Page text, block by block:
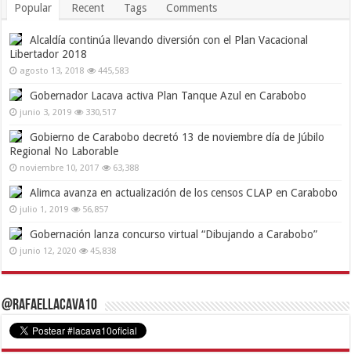
Popular Recent Tags Comments
Alcaldía continúa llevando diversión con el Plan Vacacional
Libertador 2018
agosto 13, 2018 445,583
Gobernador Lacava activa Plan Tanque Azul en Carabobo
junio 3, 2019 330,517
Gobierno de Carabobo decretó 13 de noviembre día de Júbilo
Regional No Laborable
noviembre 10, 2017 63,388
Alimca avanza en actualización de los censos CLAP en Carabobo
julio 1, 2019 56,857
Gobernación lanza concurso virtual “Dibujando a Carabobo”
junio 12, 2020 45,838
@RafaelLacava10